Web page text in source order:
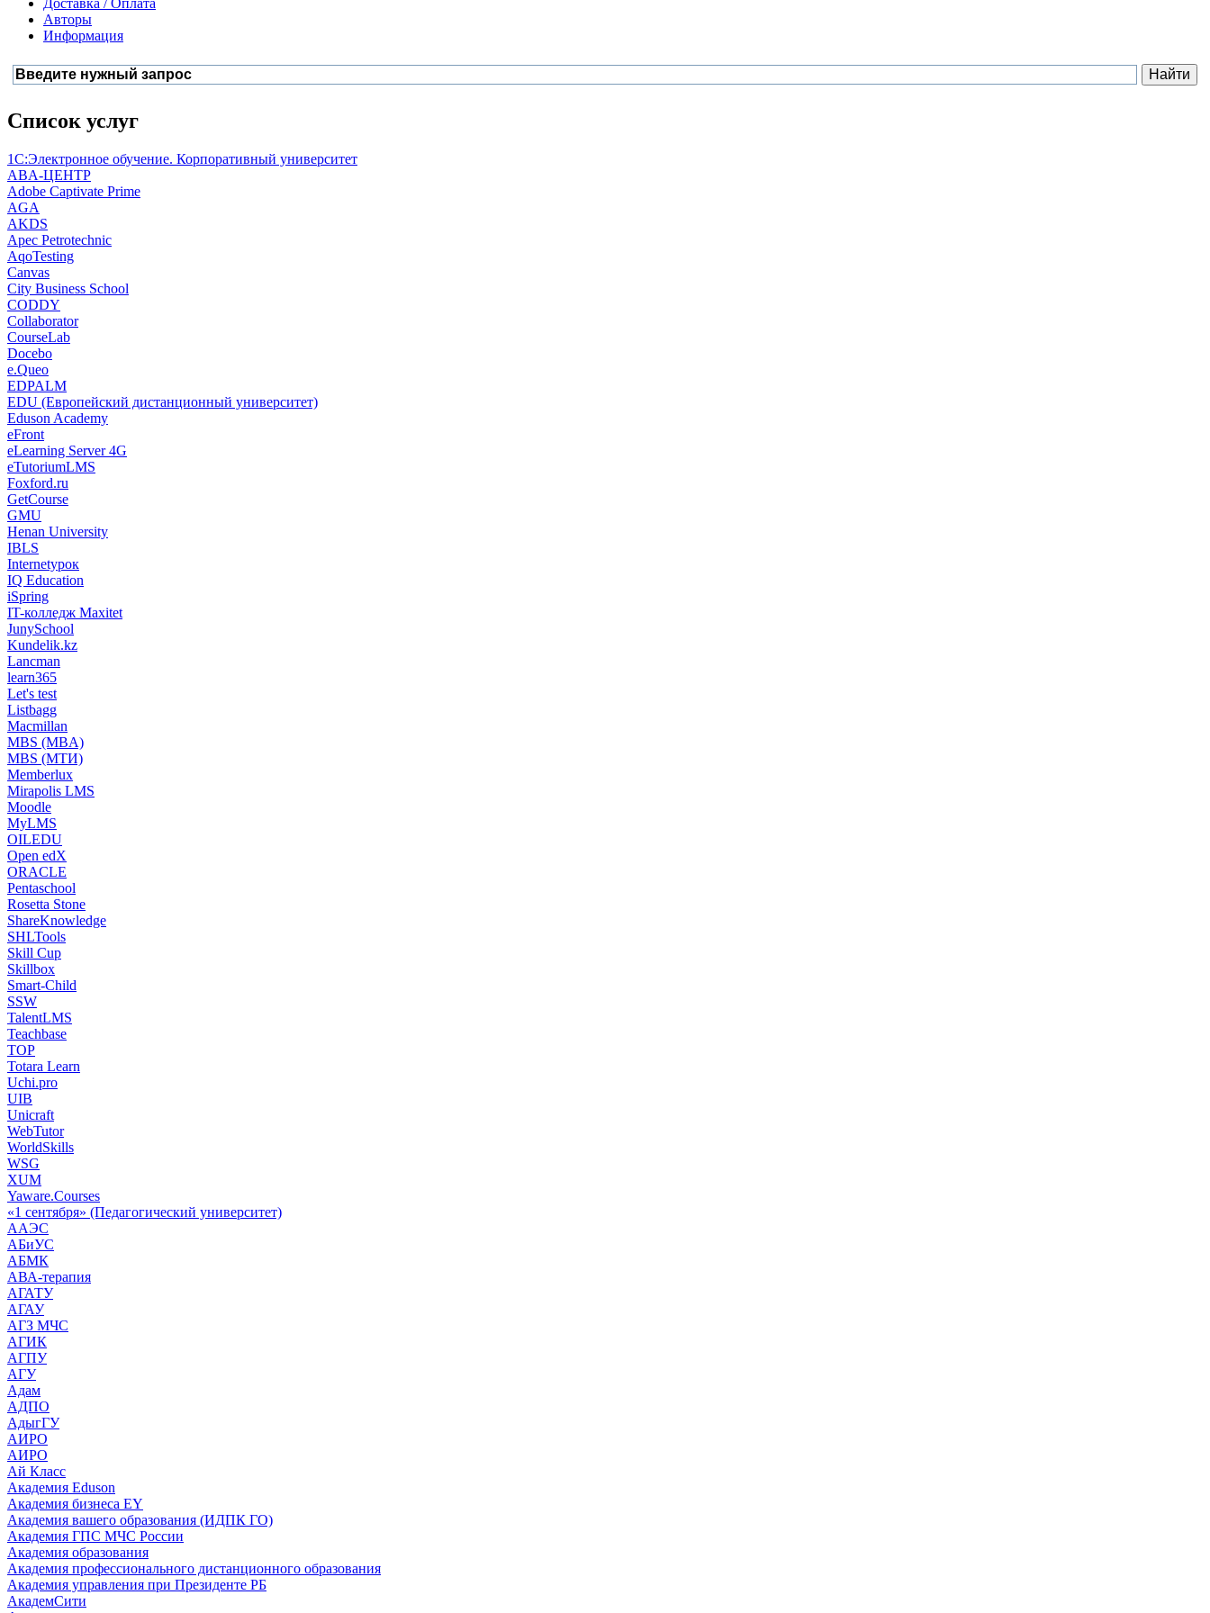
Доставка / Оплата
Авторы
Информация
Список услуг
1С:Электронное обучение. Корпоративный университет
ABA-ЦЕНТР
Adobe Captivate Prime
AGA
AKDS
Apec Petrotechnic
AqoTesting
Canvas
City Business School
CODDY
Collaborator
CourseLab
Docebo
e.Queo
EDPALM
EDU (Европейский дистанционный университет)
Eduson Academy
eFront
eLearning Server 4G
eTutoriumLMS
Foxford.ru
GetCourse
GMU
Henan University
IBLS
Internetурок
IQ Education
iSpring
IT-колледж Maxitet
JunySchool
Kundelik.kz
Lancman
learn365
Let's test
Listbagg
Macmillan
MBS (MBA)
MBS (МТИ)
Memberlux
Mirapolis LMS
Moodle
MyLMS
OILEDU
Open edX
ORACLE
Pentaschool
Rosetta Stone
ShareKnowledge
SHLTools
Skill Cup
Skillbox
Smart-Child
SSW
TalentLMS
Teachbase
TOP
Totara Learn
Uchi.pro
UIB
Unicraft
WebTutor
WorldSkills
WSG
XUM
Yaware.Courses
«1 сентября» (Педагогический университет)
ААЭС
АБиУС
АБМК
АВА-терапия
АГАТУ
АГАУ
АГЗ МЧС
АГИК
АГПУ
АГУ
Адам
АДПО
АдыгГУ
АИРО
АИРО
Ай Класс
Академия Eduson
Академия бизнеса EY
Академия вашего образования (ИДПК ГО)
Академия ГПС МЧС России
Академия образования
Академия профессионального дистанционного образования
Академия управления при Президенте РБ
АкадемСити